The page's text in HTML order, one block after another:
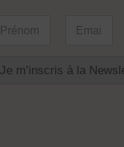
m
Je m’inscris à la